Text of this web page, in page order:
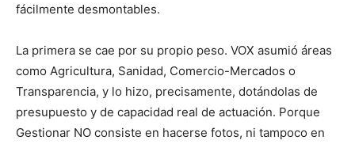
fácilmente desmontables.
La primera se cae por su propio peso. VOX asumió áreas
como Agricultura, Sanidad, Comercio-Mercados o
Transparencia, y lo hizo, precisamente, dotándolas de
presupuesto y de capacidad real de actuación. Porque
Gestionar NO consiste en hacerse fotos, ni tampoco en